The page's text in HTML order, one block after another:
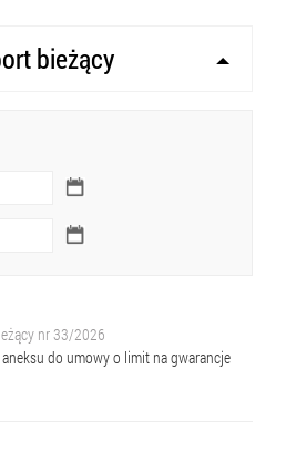
bieżący
nr 33/2026
do umowy o limit na gwarancje